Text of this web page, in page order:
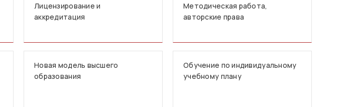
Лицензирование и
аккредитация
Методическая работа,
авторские права
Новая модель высшего
образования
Обучение по индивидуальному
учебному плану